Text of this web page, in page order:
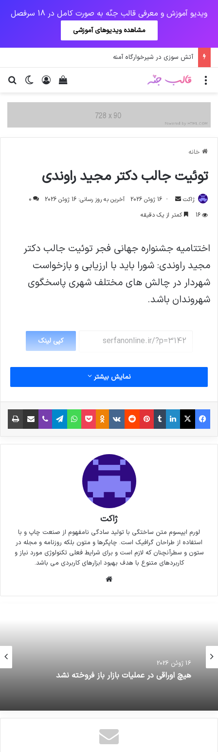
ویدیو آموزش و معرفی قالب جنّه به صورت کامل در 18 سرفصل
مشاهده ویدیوهای آموزشی
آتش سوزی در شیرخوارگاه آمنه
تغییر ورود
دیدن سبد خرید منو
خانه
توئیت جالب دکتر مجید راوندی
ژاکت
ارسال
ایمیل
16 ژوئن 2026 آخرین به روز رسانی: 16 ژوئن 2026
0
16
کمتر از یک دقیقه
اختتامیه جشنواره جهانی فجر توئیت جالب دکتر
مجید راوندی: شورا باید با ارزیابی و بازخواست
شهردار در چالش های مختلف شهری پاسخگوی
شهروندان باشد.
کپی لینک
نمایش بیشتر
فیس بوک X لینکدین
‫تامبلر‫پین‌ترست
‫رددیت‫VKontakte
‫Odnoklassniki
پاکتواتس آپ تلگراموایبر اشتراک گذاری از طریق ایمیل
ژاکت
لورم ایپسوم متن ساختگی با تولید سادگی نامفهوم از صنعت چاپ و با
استفاده از طراحان گرافیک است. چاپگرها و متون بلکه روزنامه و مجله در
ستون و سطرآنچنان که لازم است و برای شرایط فعلی تکنولوژی مورد نیاز و
کاربردهای متنوع با هدف بهبود ابزارهای کاربردی می باشد.
16 ژوئن 2026
هیچ اوراقی در عملیات بازار باز فروخته نشد